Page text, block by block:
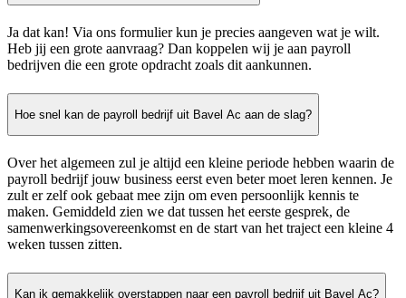
Ja dat kan! Via ons formulier kun je precies aangeven wat je wilt.
Heb jij een grote aanvraag? Dan koppelen wij je aan payroll
bedrijven die een grote opdracht zoals dit aankunnen.
Hoe snel kan de payroll bedrijf uit Bavel Ac aan de slag?
Over het algemeen zul je altijd een kleine periode hebben waarin de
payroll bedrijf jouw business eerst even beter moet leren kennen. Je
zult er zelf ook gebaat mee zijn om even persoonlijk kennis te
maken. Gemiddeld zien we dat tussen het eerste gesprek, de
samenwerkingsovereenkomst en de start van het traject een kleine 4
weken tussen zitten.
Kan ik gemakkelijk overstappen naar een payroll bedrijf uit Bavel Ac?